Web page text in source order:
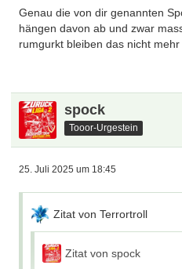
Genau die von dir genannten
hängen davon ab und zwar
rumgurkt bleiben das nicht
spock
Tooor-Urgestein
25. Juli 2025 um 18:45
Zitat von Terrortroll
Zitat von spock